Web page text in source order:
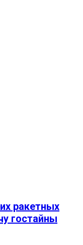
ракетных
гостайны